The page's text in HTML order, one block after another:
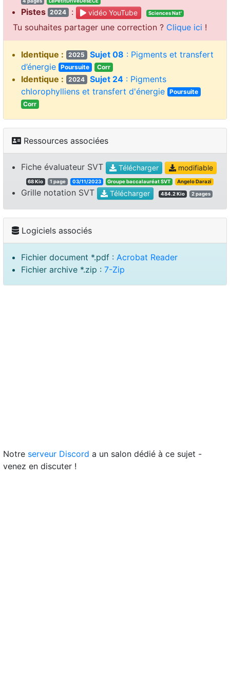
Pistes 2024 : vidéo YouTube Sciences Nat'
Tu souhaites partager une correction ? Clique ici !
Identique : 2025 Sujet 08 : Pigments et transfert
d’énergie
Poursuite Corr
Identique : 2024 Sujet 24 : Pigments
chlorophylliens et transfert d'énergie
Poursuite
Corr
Ressources associées
Fiche évaluateur SVT Télécharger modifiable
68 Kio 1 page 03/11/2023 Groupe baccalauréat SVT Angelo Darazi
Grille notation SVT Télécharger 484.2 Kio 2 pages
Logiciels associés
Fichier document *.pdf : Acrobat Reader
Fichier archive *.zip : 7-Zip
Notre serveur Discord a un salon dédié à ce sujet -
venez en discuter !